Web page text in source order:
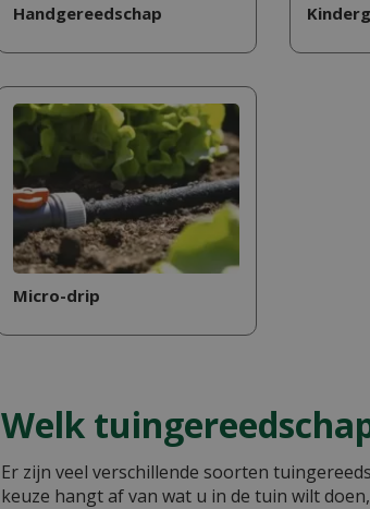
Handgereedschap
Micro-drip
Welk
Er zijn veel verschillende soorten
keuze hangt af van wat u in de tuin wilt